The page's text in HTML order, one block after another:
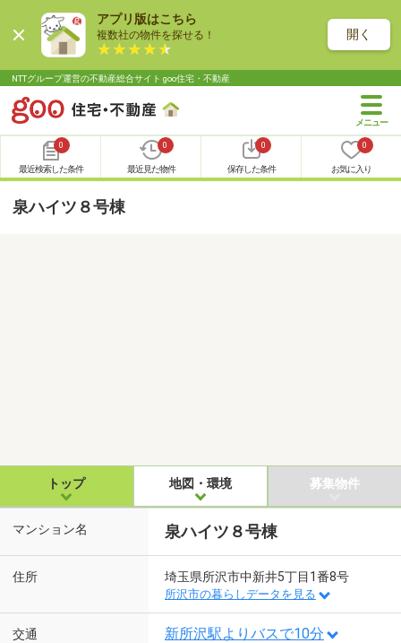
アプリ版はこちら
複数社の物件を探せる！ 開く
NTTグループ運営の不動産総合サイト goo住宅・不動産
0
最近検索した条件
0
最近見た物件
0
保存した条件
0
お気に入り
泉ハイツ８号棟
トップ 地図・環境 募集物件
マンション名 泉ハイツ８号棟
住所 埼玉県所沢市中新井5丁目1番8号
所沢市の暮らしデータを見る
交通 新所沢駅よりバスで10分